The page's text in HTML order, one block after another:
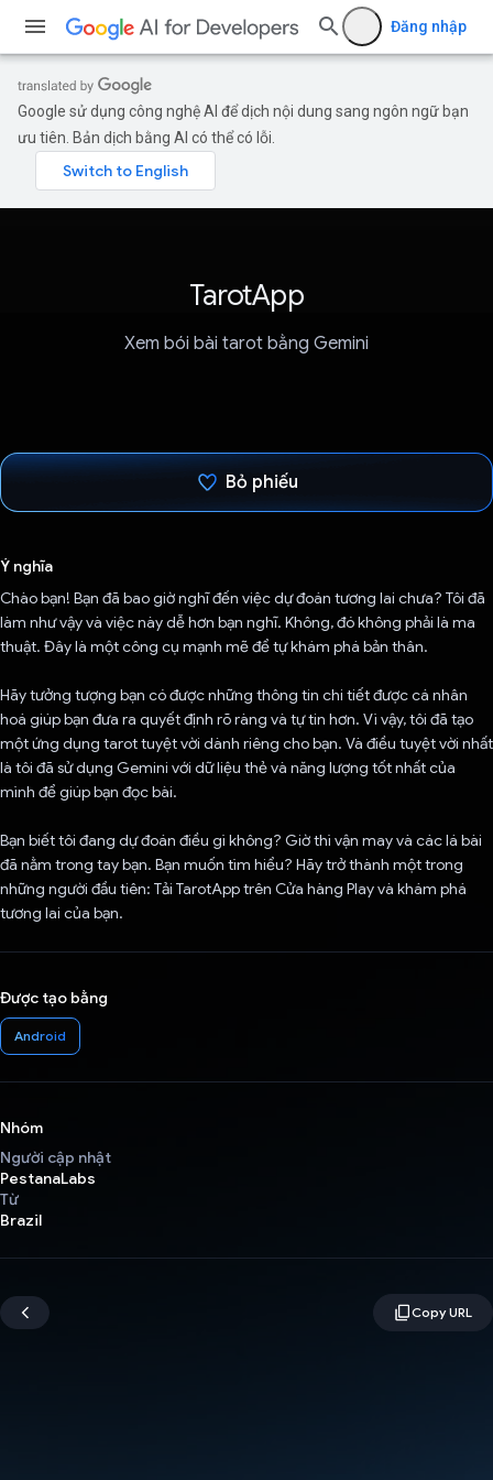
Đăng nhập
Google sử dụng công nghệ AI để dịch nội dung sang ngôn ngữ bạn
ưu tiên. Bản dịch bằng AI có thể có lỗi.
TarotApp
Xem bói bài tarot bằng Gemini
Bỏ phiếu
Ý nghĩa
Chào bạn! Bạn đã bao giờ nghĩ đến việc dự đoán tương lai chưa? Tôi đã
làm như vậy và việc này dễ hơn bạn nghĩ. Không, đó không phải là ma
thuật. Đây là một công cụ mạnh mẽ để tự khám phá bản thân.
Hãy tưởng tượng bạn có được những thông tin chi tiết được cá nhân
hoá giúp bạn đưa ra quyết định rõ ràng và tự tin hơn. Vì vậy, tôi đã tạo
một ứng dụng tarot tuyệt vời dành riêng cho bạn. Và điều tuyệt vời nhất
là tôi đã sử dụng Gemini với dữ liệu thẻ và năng lượng tốt nhất của
mình để giúp bạn đọc bài.
Bạn biết tôi đang dự đoán điều gì không? Giờ thì vận may và các lá bài
đã nằm trong tay bạn. Bạn muốn tìm hiểu? Hãy trở thành một trong
những người đầu tiên: Tải TarotApp trên Cửa hàng Play và khám phá
tương lai của bạn.
Được tạo bằng
Android
Nhóm
Người cập nhật
PestanaLabs
Từ
Brazil